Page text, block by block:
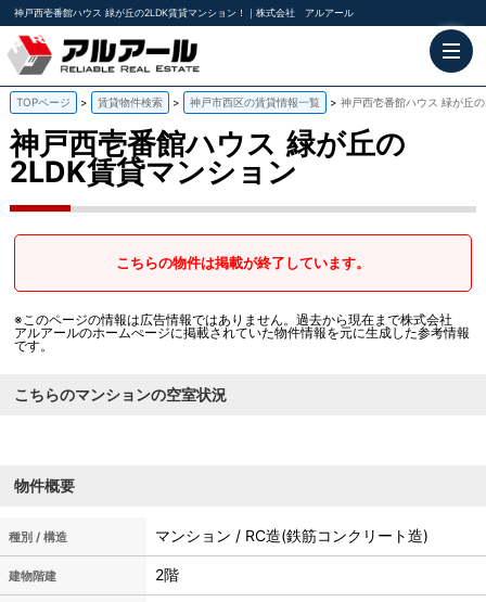
神戸西壱番館ハウス 緑が丘の2LDK賃貸マンション！｜株式会社 アルアール
TOPページ 賃貸物件検索 神戸市西区の賃貸情報一覧 神戸西壱番館ハウス 緑が丘
神戸西壱番館ハウス 緑が丘の
2LDK賃貸マンション
こちらの物件は掲載が終了しています。
※このページの情報は広告情報ではありません。過去から現在まで株式会社
アルアールのホームぺージに掲載されていた物件情報を元に生成した参考情報
です。
こちらのマンションの空室状況
物件概要
種別 / 構造 マンション / RC造(鉄筋コンクリート造)
建物階建 2階